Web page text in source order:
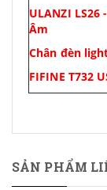
ULANZI LS26
Âm
Chân đèn
FIFINE T732
SẢN PHẨM